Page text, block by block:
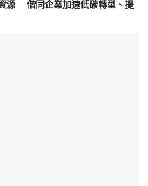
源 偕同企業加速低碳轉型、提